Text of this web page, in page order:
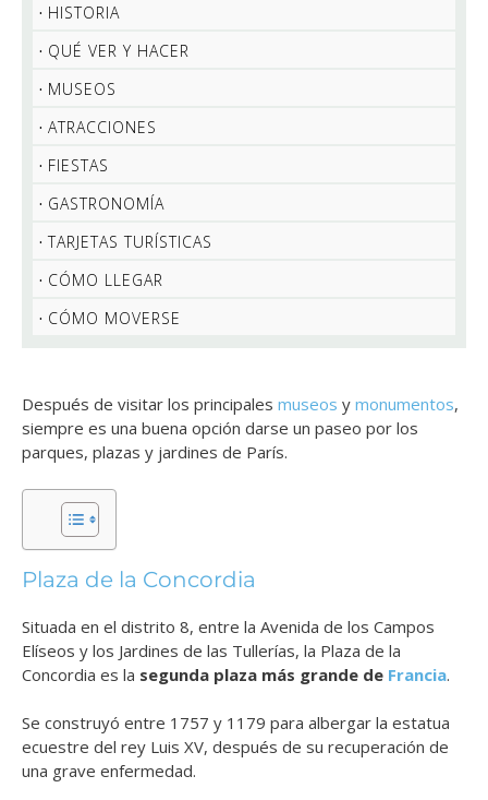
HISTORIA
QUÉ VER Y HACER
MUSEOS
ATRACCIONES
FIESTAS
GASTRONOMÍA
TARJETAS TURÍSTICAS
CÓMO LLEGAR
CÓMO MOVERSE
Después de visitar los principales museos y monumentos,
siempre es una buena opción darse un paseo por los
parques, plazas y jardines de París.
Plaza de la Concordia
Situada en el distrito 8, entre la Avenida de los Campos
Elíseos y los Jardines de las Tullerías, la Plaza de la
Concordia es la segunda plaza más grande de Francia.
Se construyó entre 1757 y 1179 para albergar la estatua
ecuestre del rey Luis XV, después de su recuperación de
una grave enfermedad.